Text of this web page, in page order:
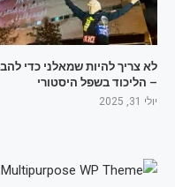
לא צריך להיות שמאלני כדי
– הליכוד בשפל היסטורי
יולי 31, 2025